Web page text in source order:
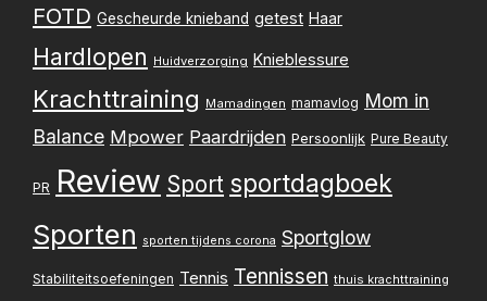
FOTD Gescheurde knieband getest Haar
Hardlopen Huidverzorging Knieblessure
Krachttraining Mamadingen mamavlog Mom in
Balance Mpower Paardrijden Persoonlijk Pure Beauty
PR Review Sport sportdagboek
Sporten sporten tijdens corona Sportglow
Stabiliteitsoefeningen Tennis Tennissen thuis krachttraining